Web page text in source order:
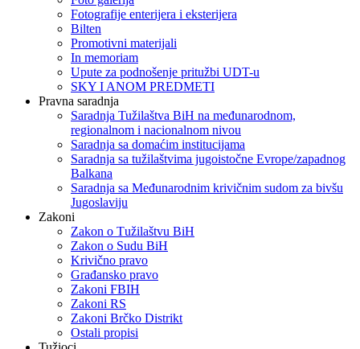
Fotografije enterijera i eksterijera
Bilten
Promotivni materijali
In memoriam
Upute za podnošenje pritužbi UDT-u
SKY I ANOM PREDMETI
Pravna saradnja
Saradnja Tužilaštva BiH na međunarodnom,
regionalnom i nacionalnom nivou
Saradnja sa domaćim institucijama
Saradnja sa tužilaštvima jugoistočne Evrope/zapadnog
Balkana
Saradnja sa Međunarodnim krivičnim sudom za bivšu
Jugoslaviju
Zakoni
Zakon o Тužilaštvu BiH
Zakon o Sudu BiH
Krivično pravo
Građansko pravo
Zakoni FBIH
Zakoni RS
Zakoni Brčko Distrikt
Ostali propisi